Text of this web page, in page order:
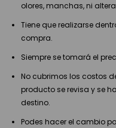
olores, manchas, ni
Tiene que realizarse
compra.
Siempre se tomará el
No cubrimos los costos
producto se revisa y se
destino.
Podes hacer el cambio